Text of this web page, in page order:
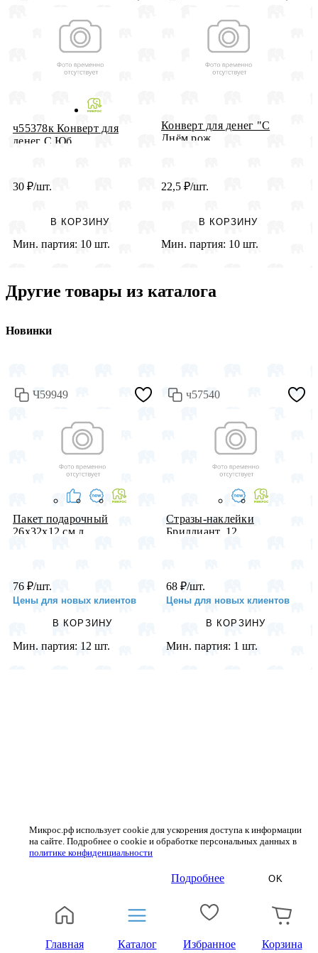
ч55378к Конверт для
денег С Юб...
30 ₽/шт.
В КОРЗИНУ
Мин. партия: 10 шт.
Конверт для денег "С
Днём рож...
22,5 ₽/шт.
В КОРЗИНУ
Мин. партия: 10 шт.
Другие товары из каталога
Новинки
Ч59949
Пакет подарочный
26х32х12 см л...
76 ₽/шт.
Цены для новых клиентов
В КОРЗИНУ
Мин. партия: 12 шт.
ч57540
Стразы-наклейки
Бриллиант, 12...
68 ₽/шт.
Цены для новых клиентов
В КОРЗИНУ
Мин. партия: 1 шт.
Микрос.рф использует cookie для ускорения доступа к информации
на сайте. Подробнее о cookie и обработке персональных данных в
политике конфиденциальности
Подробнее OK
Главная Каталог Избранное Корзина